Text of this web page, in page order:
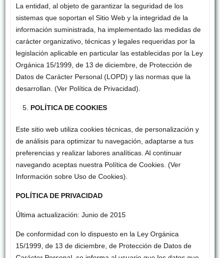
La entidad, al objeto de garantizar la seguridad de los
sistemas que soportan el Sitio Web y la integridad de la
información suministrada, ha implementado las medidas de
carácter organizativo, técnicas y legales requeridas por la
legislación aplicable en particular las establecidas por la Ley
Orgánica 15/1999, de 13 de diciembre, de Protección de
Datos de Carácter Personal (LOPD) y las normas que la
desarrollan. (Ver Política de Privacidad).
POLÍTICA DE COOKIES
Este sitio web utiliza cookies técnicas, de personalización y
de análisis para optimizar tu navegación, adaptarse a tus
preferencias y realizar labores analíticas. Al continuar
navegando aceptas nuestra Política de Cookies. (Ver
Información sobre Uso de Cookies).
POLÍTICA DE PRIVACIDAD
Última actualización: Junio de 2015
De conformidad con lo dispuesto en la Ley Orgánica
15/1999, de 13 de diciembre, de Protección de Datos de